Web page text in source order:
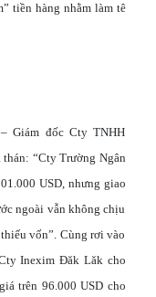
tiền hàng nhằm làm tê
Giám đốc Cty TNHH
thán: “Cty Trường Ngân
USD, nhưng giao
ngoài vẫn không chịu
vốn”. Cùng rơi vào
Inexim Đăk Lăk cho
trên 96.000 USD cho